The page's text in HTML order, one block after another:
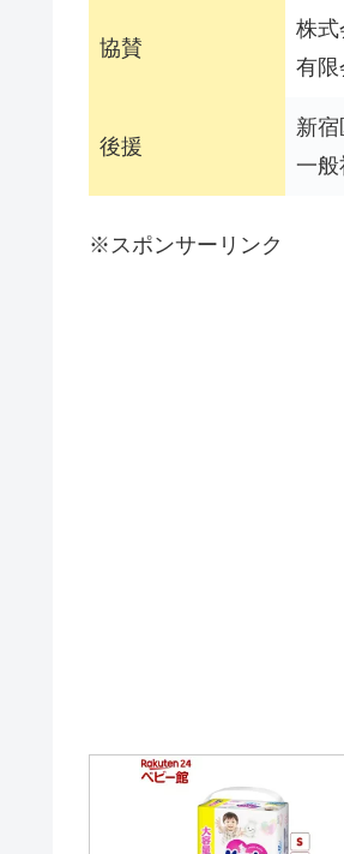
協賛
株式
有
後援
新宿
一般
※スポンサーリンク